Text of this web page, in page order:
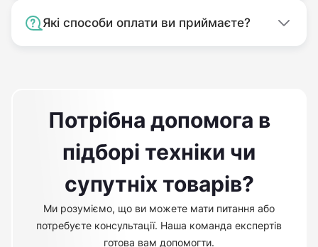
Які способи оплати ви приймаєте?
Потрібна допомога в
підборі техніки чи
супутніх товарів?
Ми розуміємо, що ви можете мати питання або
потребуєте консультації. Наша команда експертів
готова вам допомогти.